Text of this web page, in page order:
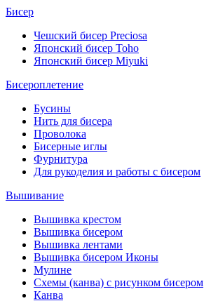
Бисер
Чешский бисер Preciosa
Японский бисер Toho
Японский бисер Miyuki
Бисероплетение
Бусины
Нить для бисера
Проволока
Бисерные иглы
Фурнитура
Для рукоделия и работы с бисером
Вышивание
Вышивка крестом
Вышивка бисером
Вышивка лентами
Вышивка бисером Иконы
Мулине
Схемы (канва) с рисунком бисером
Канва